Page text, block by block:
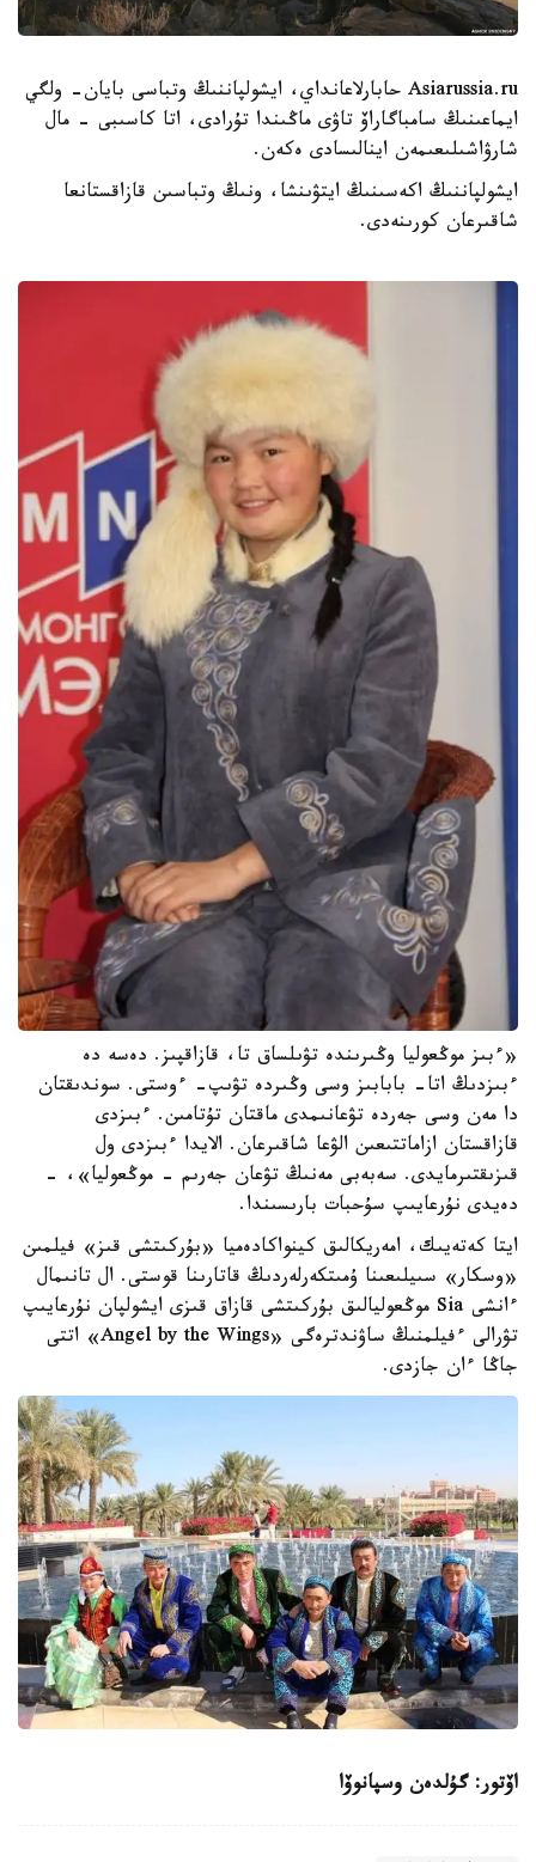
Asiarussia.ru حابارلاعانداي، ايشولپاننىڭ وتباسى بايان- ولگي
ايماعىنىڭ سامباگاراۆ تاۋى ماڭىندا تۇرادى، اتا كاسىبى - مال
شارۋاشىلىعىمەن اينالىسادى ەكەن.
ايشولپاننىڭ اكەسىنىڭ ايتۋىنشا، ونىڭ وتباسىن قازاقستانعا
شاقىرعان كورىنەدى.
«ءبىز موڭعوليا وڭىرىندە تۋىلساق تا، قازاقپىز. دەسە دە
ءبىزدىڭ اتا- بابابىز وسى وڭىردە تۋىپ- ءوستى. سوندىقتان
دا مەن وسى جەردە تۋعانىمدى ماقتان تۇتامىن. ءبىزدى
قازاقستان ازاماتتىعىن الۋعا شاقىرعان. الايدا ءبىزدى ول
قىزىقتىرمايدى. سەبەبى مەنىڭ تۋعان جەرىم - موڭعوليا»، -
دەيدى نۇرعايىپ سۇحبات بارىسىندا.
ايتا كەتەيىك، امەريكالىق كينواكادەميا «بۇركىتشى قىز» فيلمىن
«وسكار» سىيلىعىنا ۇمىتكەرلەردىڭ قاتارىنا قوستى. ال تانىمال
ءانشى Sia موڭعوليالىق بۇركىتشى قازاق قىزى ايشولپان نۇرعايىپ
تۋرالى ءفيلمنىڭ ساۋندترەگى «Angel by the Wings» اتتى
جاڭا ءان جازدى.
اۆتور: گۇلدەن وسپانوۆا